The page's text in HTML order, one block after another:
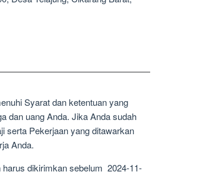
Syarat dan ketentuan yang
dan uang Anda. Jika Anda sudah
serta Pekerjaan yang ditawarkan
Anda.
dikirimkan sebelum 2024-11-